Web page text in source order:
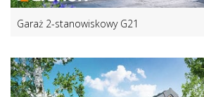
Garaż 2-stanowiskowy G21